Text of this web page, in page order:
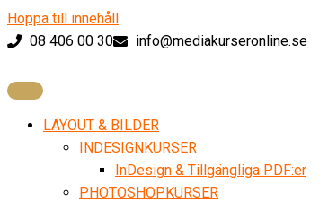
Hoppa till innehåll
08 406 00 30
info@mediakurseronline.se
LAYOUT & BILDER
INDESIGNKURSER
InDesign & Tillgängliga PDF:er
PHOTOSHOPKURSER